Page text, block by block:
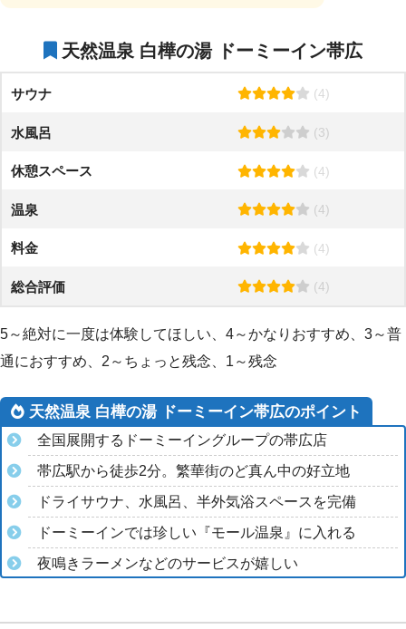
天然温泉 白樺の湯 ドーミーイン帯広
サウナ (4)
水風呂 (3)
休憩スペース (4)
温泉 (4)
料金 (4)
総合評価 (4)
5～絶対に一度は体験してほしい、4～かなりおすすめ、3～普
通におすすめ、2～ちょっと残念、1～残念
天然温泉 白樺の湯 ドーミーイン帯広のポイント
全国展開するドーミーイングループの帯広店
帯広駅から徒歩2分。繁華街のど真ん中の好立地
ドライサウナ、水風呂、半外気浴スペースを完備
ドーミーインでは珍しい『モール温泉』に入れる
夜鳴きラーメンなどのサービスが嬉しい